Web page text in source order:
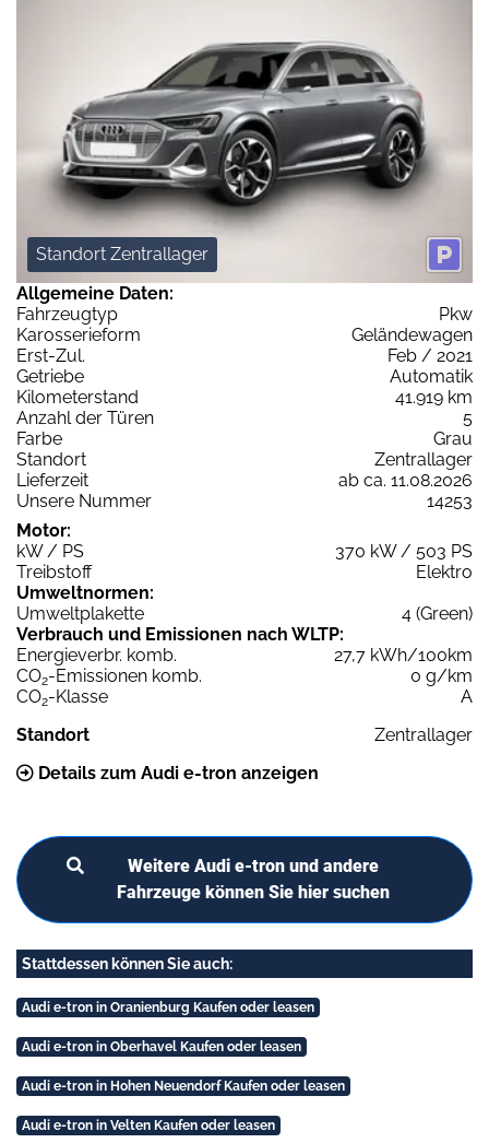
Standort Zentrallager
Allgemeine Daten:
Fahrzeugtyp
Pkw
Karosserieform
Geländewagen
Erst-Zul.
Feb / 2021
Getriebe
Automatik
Kilometerstand
41.919 km
Anzahl der Türen
5
Farbe
Grau
Standort
Zentrallager
Lieferzeit
ab ca. 11.08.2026
Unsere Nummer
14253
Motor:
kW / PS
370 kW / 503 PS
Treibstoff
Elektro
Umweltnormen:
Umweltplakette
4 (Green)
Verbrauch und Emissionen nach WLTP:
Energieverbr. komb.
27,7 kWh/100km
CO2-Emissionen komb.
0 g/km
CO2-Klasse
A
Standort
Zentrallager
Details zum Audi e-tron anzeigen
Weitere Audi e-tron und andere
Fahrzeuge können Sie hier suchen
Stattdessen können Sie auch:
Audi e-tron in Oranienburg Kaufen oder leasen
Audi e-tron in Oberhavel Kaufen oder leasen
Audi e-tron in Hohen Neuendorf Kaufen oder leasen
Audi e-tron in Velten Kaufen oder leasen